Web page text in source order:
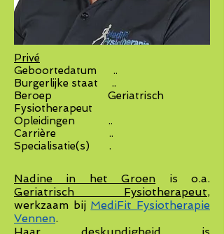
Privé
Geboortedatum ..
Burgerlijke staat ..
Beroep Geriatrisch
Fysiotherapeut
Opleidingen ..
Carrière ..
Specialisatie(s) .
Nadine in het Groen is o.a.
Geriatrisch Fysiotherapeut,
werkzaam bij MediFit Fysiotherapie
Vennen.